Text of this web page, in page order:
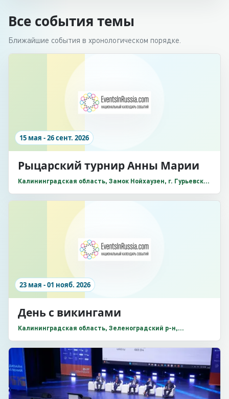
Все события темы
Ближайшие события в хронологическом порядке.
15 мая - 26 сент. 2026
Рыцарский турнир Анны Марии
Калининградская область, Замок Нойхаузен, г. Гурьевск,
23 мая - 01 нояб. 2026
День с викингами
Калининградская область, Зеленоградский р-н,